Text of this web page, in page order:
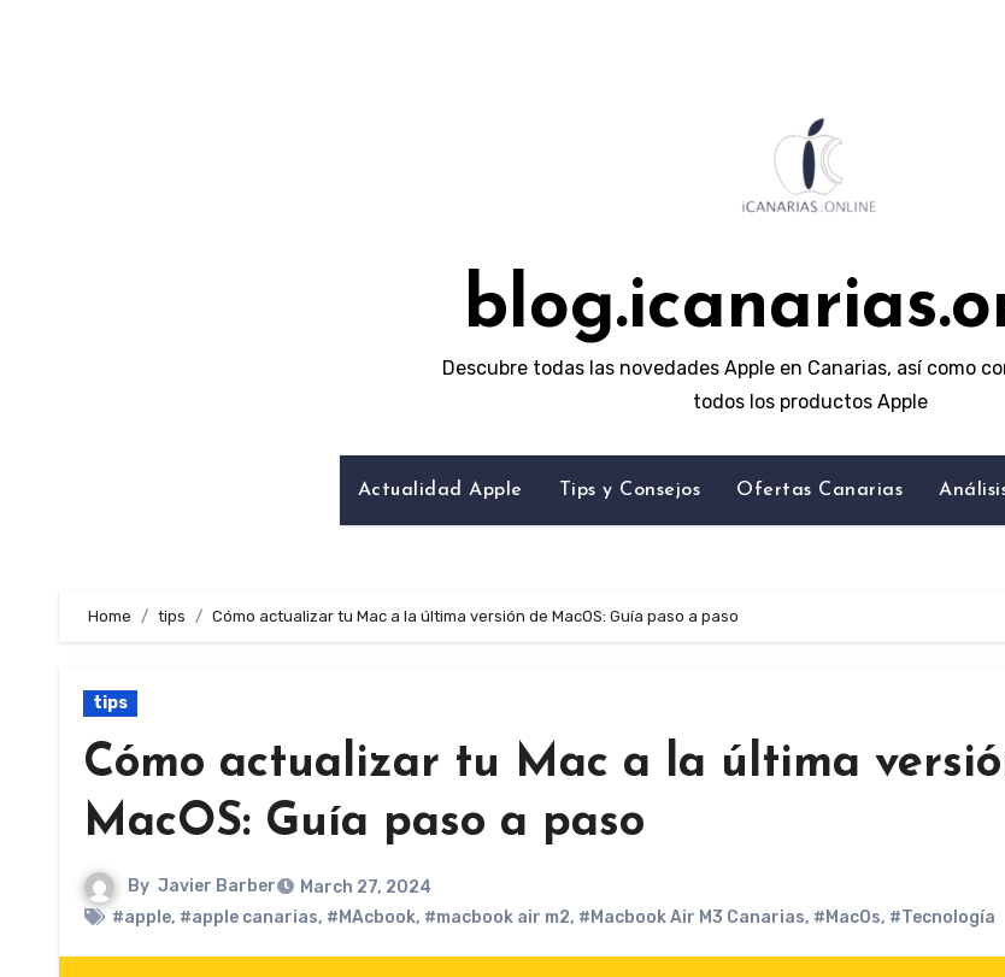
Descubre todas las novedades Apple en Canarias, así como
todos los productos Apple
Actualidad Apple Tips y Consejos Ofertas Canarias
Home tips Cómo actualizar tu Mac a la última versión de MacOS: Guía paso a paso
tips
Cómo actualizar tu Mac a la última
MacOS: Guía paso a paso
By Javier Barber
March 27, 2024
#apple, #apple canarias, #MAcbook, #macbook air m2, #Macbook Air M3 Canarias, #MacOs, #Tecnología